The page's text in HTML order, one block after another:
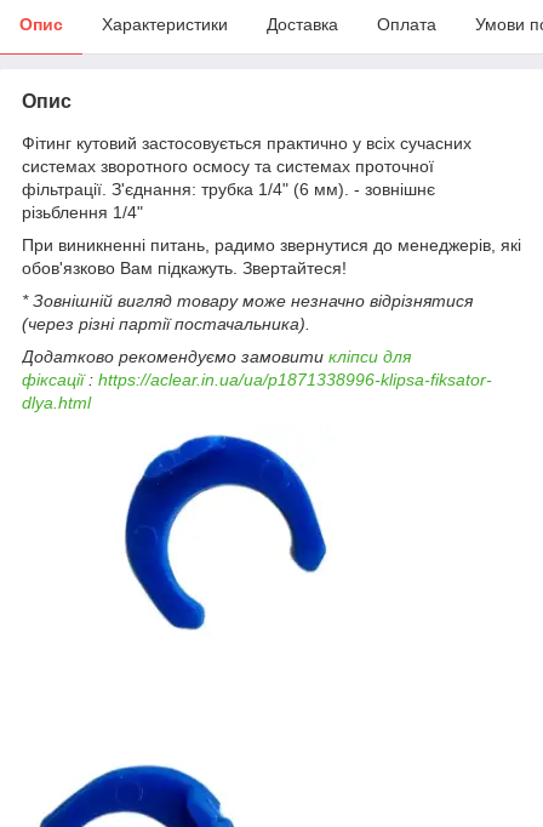
Опис Характеристики Доставка Оплата Умови
Опис
Фітинг кутовий застосовується практично у всіх сучасних
системах зворотного осмосу та системах проточної
фільтрації. З'єднання: трубка 1/4" (6 мм). - зовнішнє
різьблення 1/4"
При виникненні питань, радимо звернутися до менеджерів, які
обов'язково Вам підкажуть. Звертайтеся!
* Зовнішній вигляд товару може незначно відрізнятися
(через різні партії постачальника).
Додатково рекомендуємо замовити кліпси для
фіксації: https://aclear.in.ua/ua/p1871338996-klipsa-fiksator-
dlya.html